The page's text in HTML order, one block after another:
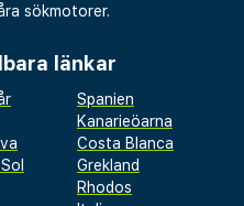
sökmotorer.
länkar
Spanien
Kanarieöarna
Costa Blanca
Grekland
Rhodos